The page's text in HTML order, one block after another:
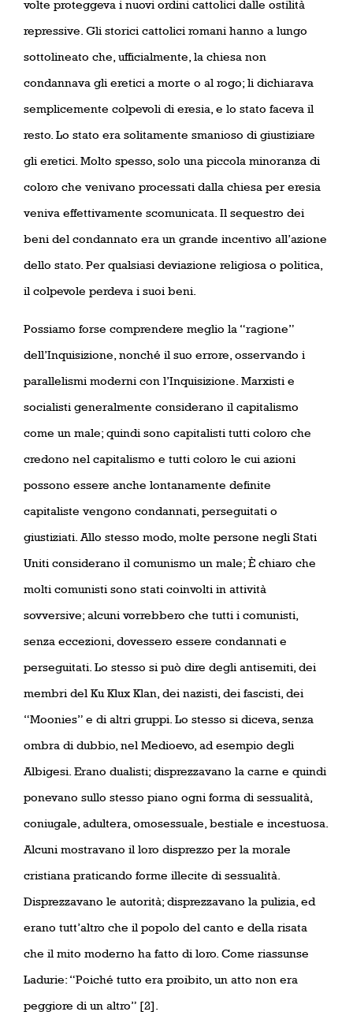
volte proteggeva i nuovi ordini cattolici dalle ostilità
repressive. Gli storici cattolici romani hanno a lungo
sottolineato che, ufficialmente, la chiesa non
condannava gli eretici a morte o al rogo; li dichiarava
semplicemente colpevoli di eresia, e lo stato faceva il
resto. Lo stato era solitamente smanioso di giustiziare
gli eretici. Molto spesso, solo una piccola minoranza di
coloro che venivano processati dalla chiesa per eresia
veniva effettivamente scomunicata. Il sequestro dei
beni del condannato era un grande incentivo all’azione
dello stato. Per qualsiasi deviazione religiosa o politica,
il colpevole perdeva i suoi beni.
Possiamo forse comprendere meglio la “ragione”
dell’Inquisizione, nonché il suo errore, osservando i
parallelismi moderni con l’Inquisizione. Marxisti e
socialisti generalmente considerano il capitalismo
come un male; quindi sono capitalisti tutti coloro che
credono nel capitalismo e tutti coloro le cui azioni
possono essere anche lontanamente definite
capitaliste vengono condannati, perseguitati o
giustiziati. Allo stesso modo, molte persone negli Stati
Uniti considerano il comunismo un male; È chiaro che
molti comunisti sono stati coinvolti in attività
sovversive; alcuni vorrebbero che tutti i comunisti,
senza eccezioni, dovessero essere condannati e
perseguitati. Lo stesso si può dire degli antisemiti, dei
membri del Ku Klux Klan, dei nazisti, dei fascisti, dei
“Moonies” e di altri gruppi. Lo stesso si diceva, senza
ombra di dubbio, nel Medioevo, ad esempio degli
Albigesi. Erano dualisti; disprezzavano la carne e quindi
ponevano sullo stesso piano ogni forma di sessualità,
coniugale, adultera, omosessuale, bestiale e incestuosa.
Alcuni mostravano il loro disprezzo per la morale
cristiana praticando forme illecite di sessualità.
Disprezzavano le autorità; disprezzavano la pulizia, ed
erano tutt’altro che il popolo del canto e della risata
che il mito moderno ha fatto di loro. Come riassunse
Ladurie: “Poiché tutto era proibito, un atto non era
peggiore di un altro” [2].